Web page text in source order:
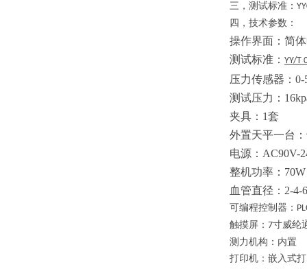
三， 测试标准：
四， 技术参数：
操作界面：简
测试标准： YY/T
压力传感器：0-
测试压力：
夹具：1套
外置天平一台
电源：AC90V-
整机功率：70W
血管直径：2-4-
可编程控制器：
触摸屏： 7寸威纶
测力机构：内置
打印机： 嵌入式